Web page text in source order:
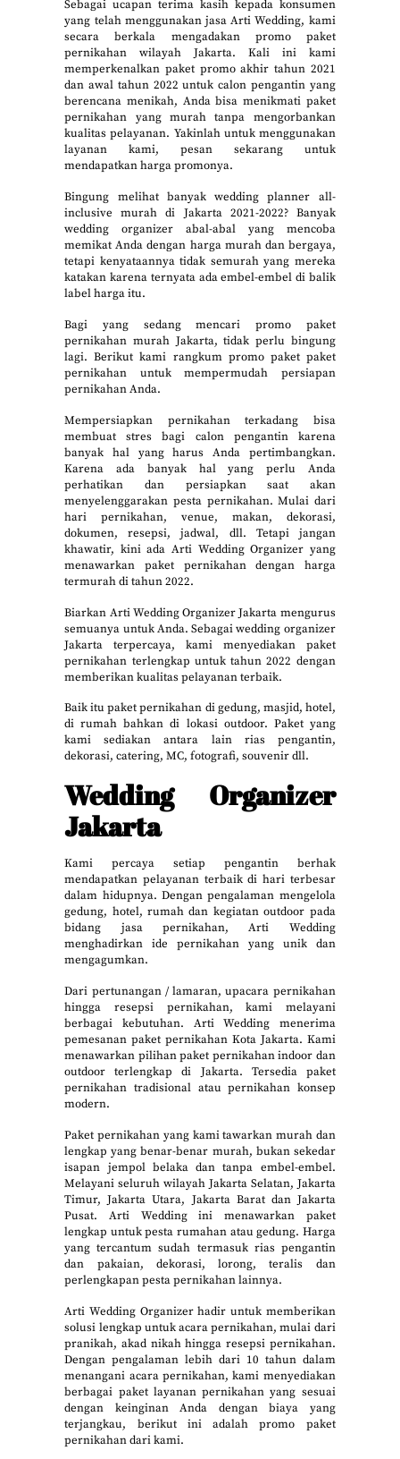
Sebagai ucapan terima kasih kepada konsumen
yang telah menggunakan jasa Arti Wedding, kami
secara berkala mengadakan promo paket
pernikahan wilayah Jakarta. Kali ini kami
memperkenalkan paket promo akhir tahun 2021
dan awal tahun 2022 untuk calon pengantin yang
berencana menikah, Anda bisa menikmati paket
pernikahan yang murah tanpa mengorbankan
kualitas pelayanan. Yakinlah untuk menggunakan
layanan kami, pesan sekarang untuk
mendapatkan harga promonya.
Bingung melihat banyak wedding planner all-
inclusive murah di Jakarta 2021-2022? Banyak
wedding organizer abal-abal yang mencoba
memikat Anda dengan harga murah dan bergaya,
tetapi kenyataannya tidak semurah yang mereka
katakan karena ternyata ada embel-embel di balik
label harga itu.
Bagi yang sedang mencari promo paket
pernikahan murah Jakarta, tidak perlu bingung
lagi. Berikut kami rangkum promo paket paket
pernikahan untuk mempermudah persiapan
pernikahan Anda.
Mempersiapkan pernikahan terkadang bisa
membuat stres bagi calon pengantin karena
banyak hal yang harus Anda pertimbangkan.
Karena ada banyak hal yang perlu Anda
perhatikan dan persiapkan saat akan
menyelenggarakan pesta pernikahan. Mulai dari
hari pernikahan, venue, makan, dekorasi,
dokumen, resepsi, jadwal, dll. Tetapi jangan
khawatir, kini ada Arti Wedding Organizer yang
menawarkan paket pernikahan dengan harga
termurah di tahun 2022.
Biarkan Arti Wedding Organizer Jakarta mengurus
semuanya untuk Anda. Sebagai wedding organizer
Jakarta terpercaya, kami menyediakan paket
pernikahan terlengkap untuk tahun 2022 dengan
memberikan kualitas pelayanan terbaik.
Baik itu paket pernikahan di gedung, masjid, hotel,
di rumah bahkan di lokasi outdoor. Paket yang
kami sediakan antara lain rias pengantin,
dekorasi, catering, MC, fotografi, souvenir dll.
Wedding Organizer
Jakarta
Kami percaya setiap pengantin berhak
mendapatkan pelayanan terbaik di hari terbesar
dalam hidupnya. Dengan pengalaman mengelola
gedung, hotel, rumah dan kegiatan outdoor pada
bidang jasa pernikahan, Arti Wedding
menghadirkan ide pernikahan yang unik dan
mengagumkan.
Dari pertunangan / lamaran, upacara pernikahan
hingga resepsi pernikahan, kami melayani
berbagai kebutuhan. Arti Wedding menerima
pemesanan paket pernikahan Kota Jakarta. Kami
menawarkan pilihan paket pernikahan indoor dan
outdoor terlengkap di Jakarta. Tersedia paket
pernikahan tradisional atau pernikahan konsep
modern.
Paket pernikahan yang kami tawarkan murah dan
lengkap yang benar-benar murah, bukan sekedar
isapan jempol belaka dan tanpa embel-embel.
Melayani seluruh wilayah Jakarta Selatan, Jakarta
Timur, Jakarta Utara, Jakarta Barat dan Jakarta
Pusat. Arti Wedding ini menawarkan paket
lengkap untuk pesta rumahan atau gedung. Harga
yang tercantum sudah termasuk rias pengantin
dan pakaian, dekorasi, lorong, teralis dan
perlengkapan pesta pernikahan lainnya.
Arti Wedding Organizer hadir untuk memberikan
solusi lengkap untuk acara pernikahan, mulai dari
pranikah, akad nikah hingga resepsi pernikahan.
Dengan pengalaman lebih dari 10 tahun dalam
menangani acara pernikahan, kami menyediakan
berbagai paket layanan pernikahan yang sesuai
dengan keinginan Anda dengan biaya yang
terjangkau, berikut ini adalah promo paket
pernikahan dari kami.